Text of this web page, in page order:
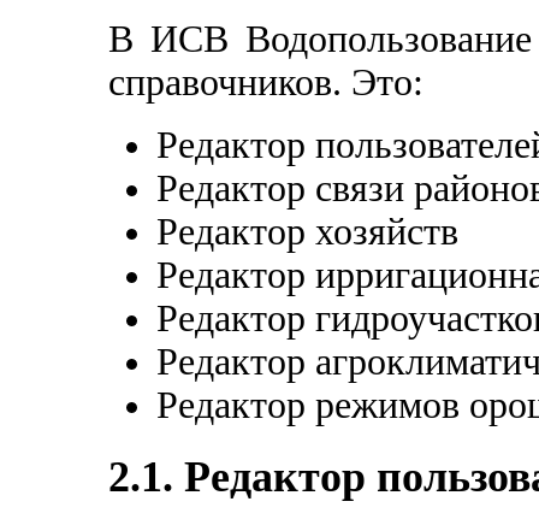
В ИСВ Водопользование
справочников. Это:
Редактор
Редактор связи
Редактор хозяйств
Редактор
Редактор
Редактор
Редактор режимов
2.1. Редактор